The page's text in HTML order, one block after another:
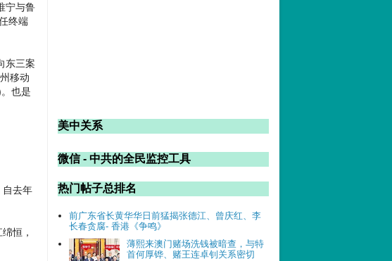
宁与鲁
终端
东三案
移动
也是
自去年
恒，
美中关系
微信 - 中共的全民监控工具
热门帖子总排名
前广东省长黄华华日前猛揭张德江、曾庆红、李
长春贪腐- 香港《争鸣》
薄熙来澳门赌场洗钱被暗查，与特
首何厚铧、赌王连卓钊关系密切